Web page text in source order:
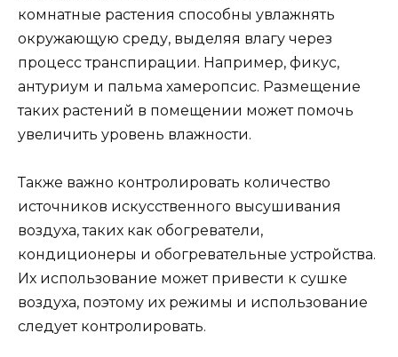
комнатные растения способны увлажнять
окружающую среду, выделяя влагу через
процесс транспирации. Например, фикус,
антуриум и пальма хамеропсис. Размещение
таких растений в помещении может помочь
увеличить уровень влажности.
Также важно контролировать количество
источников искусственного высушивания
воздуха, таких как обогреватели,
кондиционеры и обогревательные устройства.
Их использование может привести к сушке
воздуха, поэтому их режимы и использование
следует контролировать.